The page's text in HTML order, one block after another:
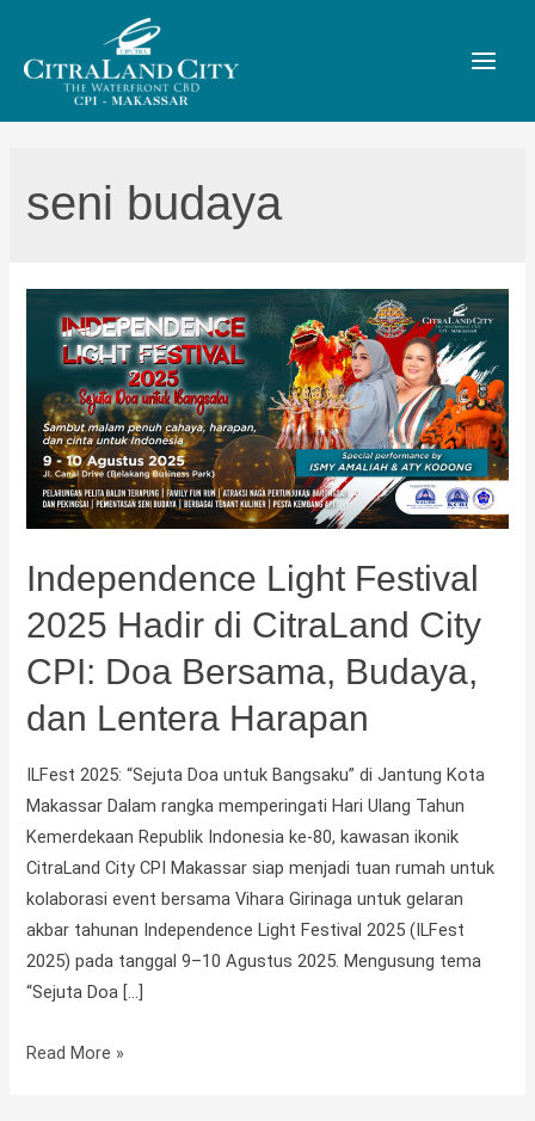
seni budaya
Independence Light Festival
2025 Hadir di CitraLand City
CPI: Doa Bersama, Budaya,
dan Lentera Harapan
ILFest 2025: “Sejuta Doa untuk Bangsaku” di Jantung Kota
Makassar Dalam rangka memperingati Hari Ulang Tahun
Kemerdekaan Republik Indonesia ke-80, kawasan ikonik
CitraLand City CPI Makassar siap menjadi tuan rumah untuk
kolaborasi event bersama Vihara Girinaga untuk gelaran
akbar tahunan Independence Light Festival 2025 (ILFest
2025) pada tanggal 9–10 Agustus 2025. Mengusung tema
“Sejuta Doa […]
Read More »